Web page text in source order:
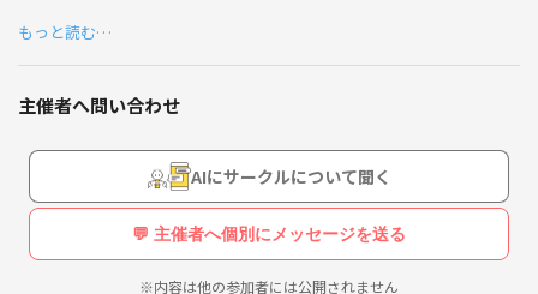
もっと読む…
主催者へ問い合わせ
AIにサークルについて聞く
💬 主催者へ個別にメッセージを送る
※内容は他の参加者には公開されません